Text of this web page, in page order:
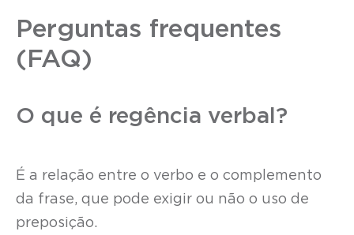
Perguntas frequentes
(FAQ)
O que é regência verbal?
É a relação entre o verbo e o complemento
da frase, que pode exigir ou não o uso de
preposição.